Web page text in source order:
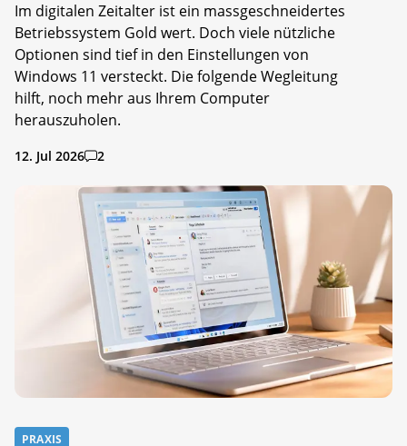
Im digitalen Zeitalter ist ein massgeschneidertes
Betriebssystem Gold wert. Doch viele nützliche
Optionen sind tief in den Einstellungen von
Windows 11 versteckt. Die folgende Wegleitung
hilft, noch mehr aus Ihrem Computer
herauszuholen.
12. Jul 2026 2
PRAXIS